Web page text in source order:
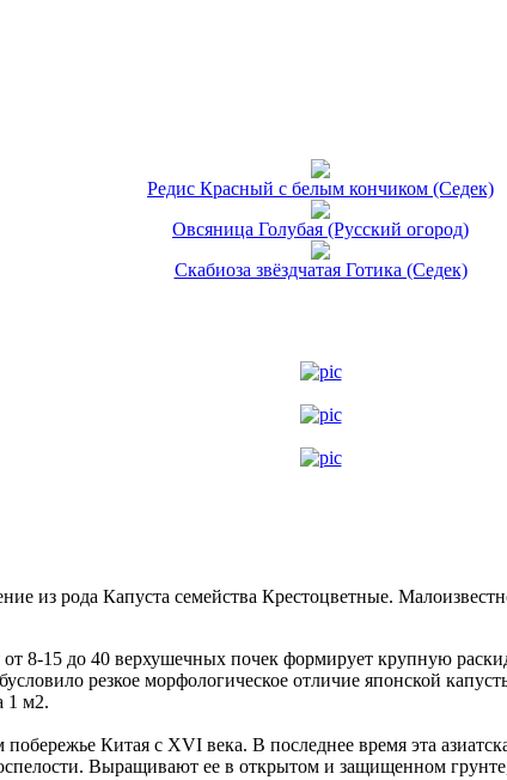
Редис Красный с белым кончиком (Седек)
Овсяница Голубая (Русский огород)
Скабиоза звёздчатая Готика (Седек)
из рода Капуста семейства Крестоцветные.
от 8-15 до 40 верхушечных почек формирует крупную
резкое морфологическое отличие японской
1 м2.
Китая с XVI века. В последнее время эта
Выращивают ее в открытом и защищенном